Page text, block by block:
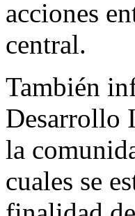
acciones
central.
También
Desarrollo
la
cuales se